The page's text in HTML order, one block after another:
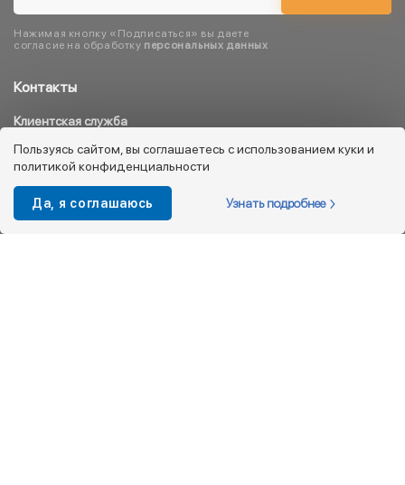
Контакты
Клиентская служба
8 800 333 08 45
info@kotofey.ru
Магазины в Москва (50)
Нажимая кнопку «Подписаться» вы даете
согласие на обработку персональных данных
Пользуясь сайтом, вы соглашаетесь с использованием куки и
политикой конфиденциальности
Да, я соглашаюсь Узнать подробнее